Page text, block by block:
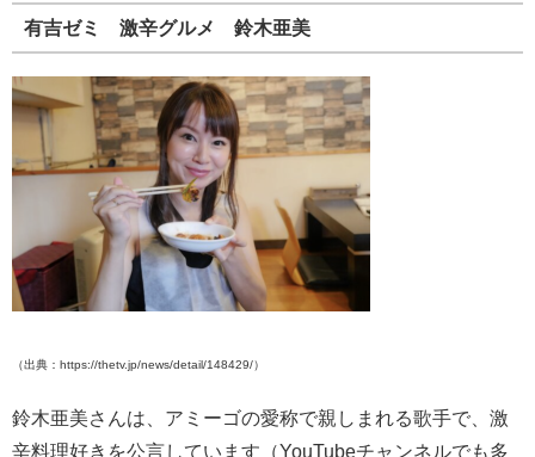
有吉ゼミ 激辛グルメ 鈴木亜美
（出典：https://thetv.jp/news/detail/148429/）
鈴木亜美さんは、アミーゴの愛称で親しまれる歌手で、激
辛料理好きを公言しています（YouTubeチャンネルでも多